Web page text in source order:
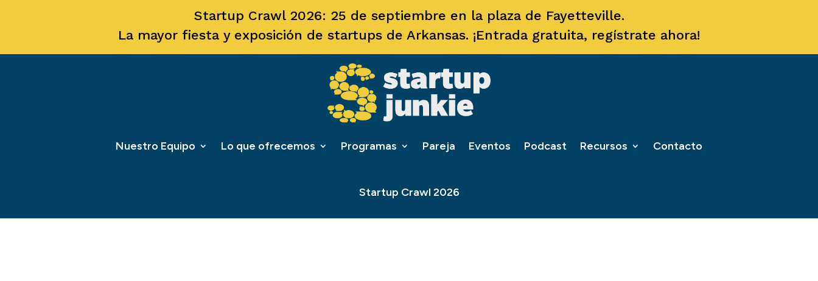
Startup Crawl 2026: 25 de septiembre en la plaza de Fayetteville.
La mayor fiesta y exposición de startups de Arkansas. ¡Entrada gratuita, regístrate ahora!
Nuestro Equipo Lo que ofrecemos Programas Pareja Eventos Podcast Recursos Contacto
Startup Crawl 2026